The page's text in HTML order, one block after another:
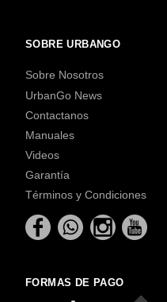
SOBRE URBANGO
Sobre Nosotros
UrbanGo News
Contactanos
Manuales
Videos
Garantía
Términos y Condiciones
FORMAS DE PAGO